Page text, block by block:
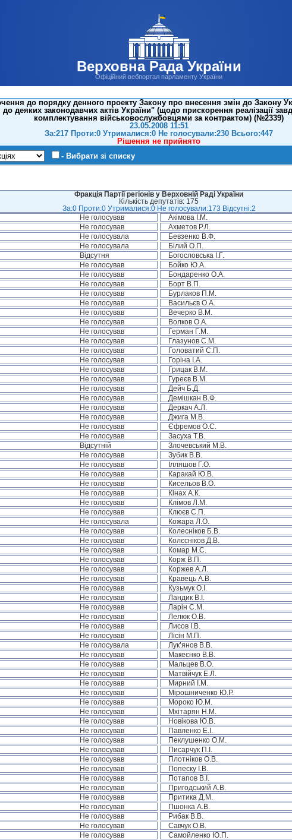
Верховна Рада України
Офіційний вебпортал парламенту України
до порядку денного проекту Закону про внесення змін до Закону
деяких законодавчих актів України" (щодо прискорення реалізації
комплектування військовослужбовцями за контрактом) (№2339)
23.05.2008 11:51
За:217 Проти:0 Утрималися:0 Не голосували:230 Всього:447
Рішення не прийнято
- Вибрати зі списку
Фракція Партії регіонів у Верховній Раді України
Кількість депутатів: 175
За:0 Проти:0 Утрималися:0 Не голосували:173 Відсутні:2
Не голосував Акімова І.М.
Не голосував Ахметов Р.Л.
Не голосувала Бевзенко В.Ф.
Не голосувала Білий О.П.
Відсутня Богословська І.Г.
Не голосував Бойко Ю.А.
Не голосував Бондаренко О.А.
Не голосував Борт В.П.
Не голосував Бурлаков П.М.
Не голосував Васильєв О.А.
Не голосував Вечерко В.М.
Не голосував Волков О.А.
Не голосував Герман Г.М.
Не голосував Глазунов С.М.
Не голосував Головатий С.П.
Не голосував Горіна І.А.
Не голосував Грицак В.М.
Не голосував Гуреєв В.М.
Не голосував Дейч Б.Д.
Не голосував Демішкан В.Ф.
Не голосував Деркач А.Л.
Не голосував Джига М.В.
Не голосував Єфремов О.С.
Не голосував Засуха Т.В.
Відсутній Злочевський М.В.
Не голосував Зубик В.В.
Не голосував Ілляшов Г.О.
Не голосував Каракай Ю.В.
Не голосував Кисельов В.О.
Не голосував Кінах А.К.
Не голосував Клімов Л.М.
Не голосував Клюєв С.П.
Не голосувала Кожара Л.О.
Не голосував Колесніков Б.В.
Не голосував Колєсніков Д.В.
Не голосував Комар М.С.
Не голосував Корж В.П.
Не голосував Коржев А.Л.
Не голосував Кравець А.В.
Не голосував Кузьмук О.І.
Не голосував Ландик В.І.
Не голосував Ларін С.М.
Не голосував Лелюк О.В.
Не голосував Лисов І.В.
Не голосував Лісін М.П.
Не голосувала Лук’янов В.В.
Не голосував Макеєнко В.В.
Не голосував Мальцев В.О.
Не голосував Матвійчук Е.Л.
Не голосував Мирний І.М.
Не голосував Мірошниченко Ю.Р.
Не голосував Мороко Ю.М.
Не голосував Мхітарян Н.М.
Не голосував Новікова Ю.В.
Не голосував Павленко Е.І.
Не голосував Пеклушенко О.М.
Не голосував Писарчук П.І.
Не голосував Плотніков О.В.
Не голосував Попеску І.В.
Не голосував Потапов В.І.
Не голосував Пригодський А.В.
Не голосував Притика Д.М.
Не голосував Пшонка А.В.
Не голосував Рибак В.В.
Не голосував Савчук О.В.
Не голосував Самойленко Ю.П.